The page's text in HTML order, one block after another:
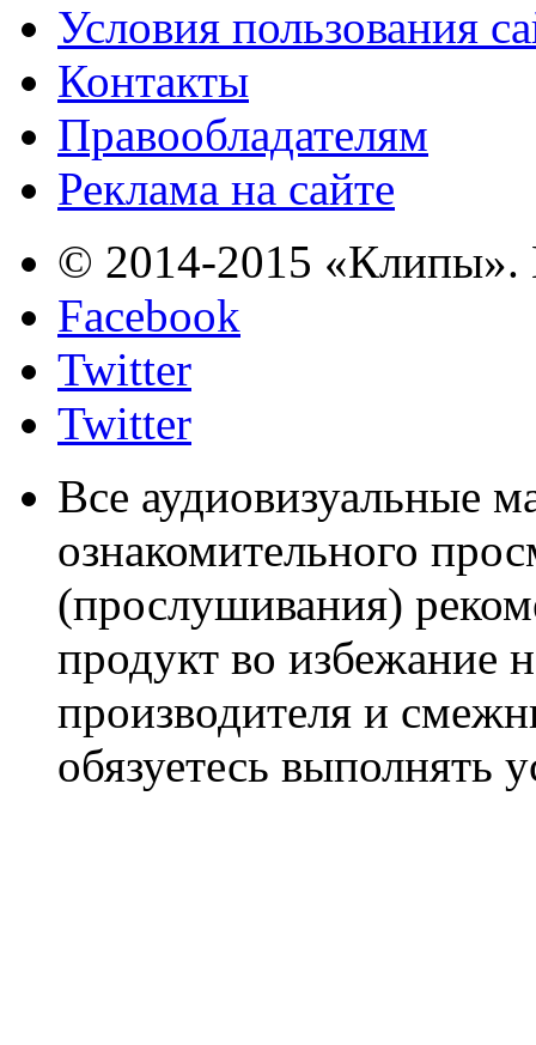
Условия пользования
Контакты
Правообладателям
Реклама на сайте
© 2014-2015 «Клипы».
Facebook
Twitter
Twitter
Все аудиовизуальные
ознакомительного
(прослушивания)
продукт во избежание
производителя и
обязуетесь выполнять